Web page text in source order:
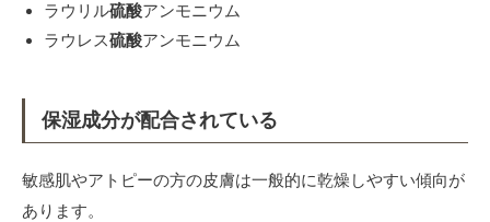
ラウリル硫酸アンモニウム
ラウレス硫酸アンモニウム
保湿成分が配合されている
敏感肌やアトピーの方の皮膚は一般的に乾燥しやすい傾向が
あります。